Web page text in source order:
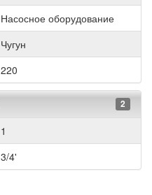
Насосное оборудование
Чугун
220
2
1
3/4'